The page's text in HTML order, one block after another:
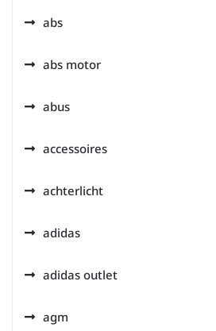
abs
abs motor
abus
accessoires
achterlicht
adidas
adidas outlet
agm